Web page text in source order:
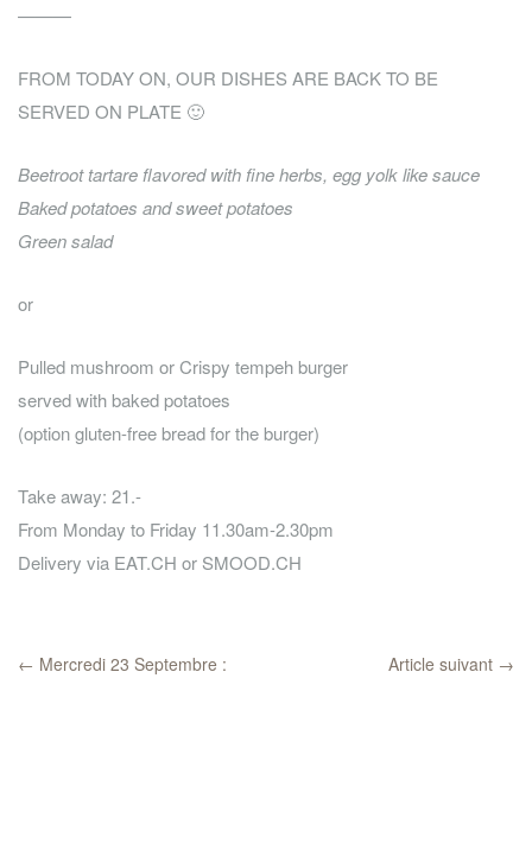
———
FROM TODAY ON, OUR DISHES ARE BACK TO BE
SERVED ON PLATE 🙂
Beetroot tartare flavored with fine herbs, egg yolk like sauce
Baked potatoes and sweet potatoes
Green salad
or
Pulled mushroom or Crispy tempeh burger
served with baked potatoes
(option gluten-free bread for the burger)
Take away: 21.-
From Monday to Friday 11.30am-2.30pm
Delivery via EAT.CH or SMOOD.CH
← Mercredi 23 Septembre : Article suivant →